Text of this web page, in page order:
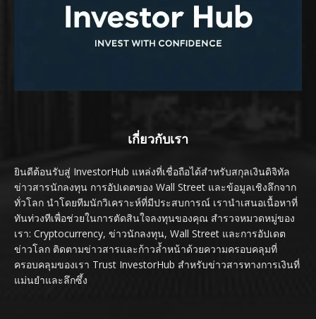
เกี่ยวกับเรา
ยินดีต้อนรับสู่ InvestorHub แหล่งที่เชื่อถือได้สำหรับสกุลเงินดิจิทัล
ข่าวสารนักลงทุน การอัปเดตของ Wall Street และข้อมูลเชิงลึกจาก
ทั่วโลก นำโดยทีมนักวิเคราะห์ที่มีประสบการณ์ เรานำเสนอเนื้อหาที่
ทันท่วงทีเพื่อช่วยในการตัดสินใจลงทุนของคุณ สำรวจหมวดหมู่ของ
เรา: Cryptocurrency, ข่าวนักลงทุน, Wall Street และการอัปเดต
ข่าวโลก ติดตามข่าวสารและก้าวล้ำหน้าด้วยความครอบคลุมที่
ครอบคลุมของเรา Trust InvestorHub สำหรับข่าวสารทางการเงินที่
แม่นยำและลึกซึ้ง